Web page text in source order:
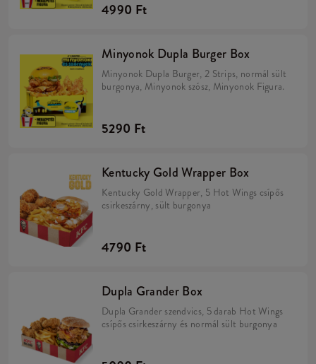
4990 Ft
Minyonok Dupla Burger Box
Minyonok Dupla Burger, 2 Strips, normál sült
burgonya, Minyonok szósz, Minyonok Figura.
5290 Ft
Kentucky Gold Wrapper Box
Kentucky Gold Wrapper, 5 Hot Wings csípős
csirkeszárny, sült burgonya
4790 Ft
Dupla Grander Box
Dupla Grander szendvics, 5 darab Hot Wings
csípős csirkeszárny és normál sült burgonya